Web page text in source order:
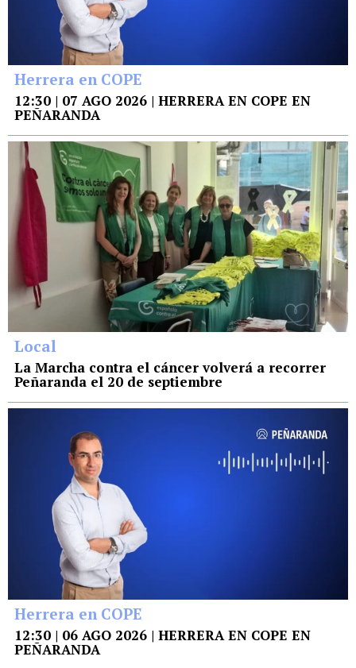
Herrera en COPE
12:30 | 07 AGO 2026 | HERRERA EN COPE EN
PEÑARANDA
Local
La Marcha contra el cáncer volverá a recorrer
Peñaranda el 20 de septiembre
Herrera en COPE
12:30 | 06 AGO 2026 | HERRERA EN COPE EN
PEÑARANDA